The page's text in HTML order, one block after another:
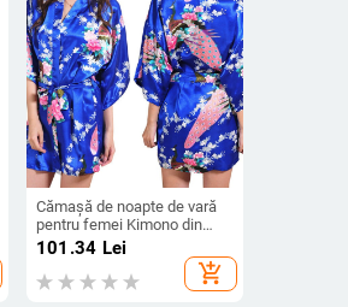
Cămașă de noapte de vară
pentru femei Kimono din
mătase satinată Cardigan
largi Robă cu imprimeu cu
păun și bujor Robă scurtă de
101.34 Lei
add_shopping_cart